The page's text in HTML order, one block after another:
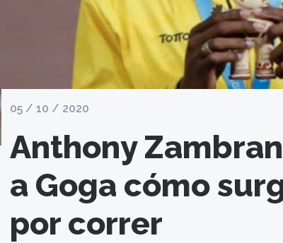
05 / 10 / 2020
Anthony
a Goga cómo
por correr